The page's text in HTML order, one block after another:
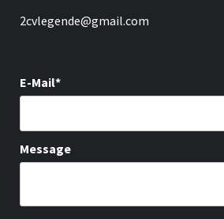
2cvlegende@gmail.com
E-Mail*
Message